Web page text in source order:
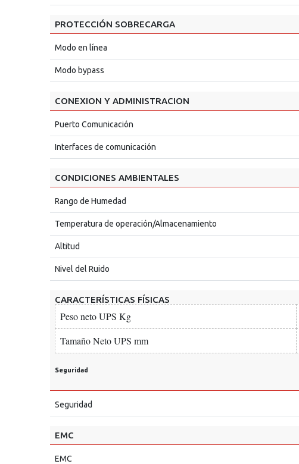
PROTECCIÓN SOBRECARGA
Modo en línea
Modo bypass
CONEXION Y ADMINISTRACION
Puerto Comunicación
Interfaces de comunicación
CONDICIONES AMBIENTALES
Rango de Humedad
Temperatura de operación/Almacenamiento
Altitud
Nivel del Ruido
CARACTERÍSTICAS FÍSICAS
Peso neto UPS Kg
Tamaño Neto UPS mm
Seguridad
Seguridad
EMC
EMC